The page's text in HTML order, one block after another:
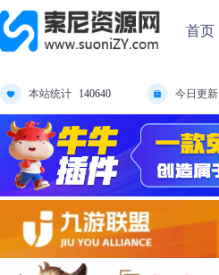
首页
本站统计 140640 今日更新